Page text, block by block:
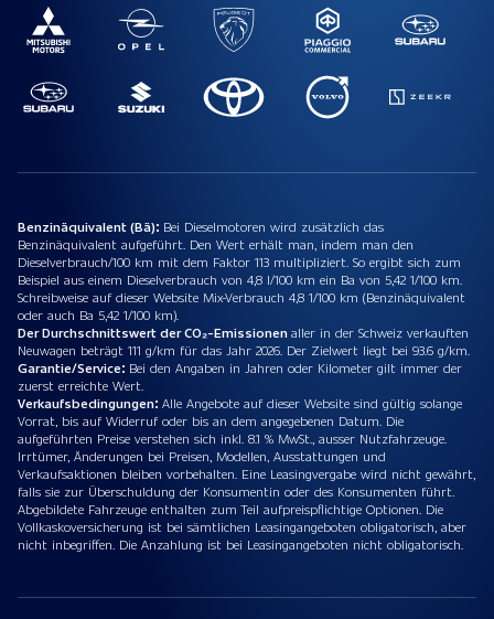
Benzinäquivalent (Bä): Bei Dieselmotoren wird zusätzlich das
Benzinäquivalent aufgeführt. Den Wert erhält man, indem man den
Dieselverbrauch/100 km mit dem Faktor 113 multipliziert. So ergibt sich zum
Beispiel aus einem Dieselverbrauch von 4,8 l/100 km ein Ba von 5,42 1/100 km.
Schreibweise auf dieser Website Mix-Verbrauch 4,8 1/100 km (Benzinäquivalent
oder auch Ba 5,42 1/100 km).
Der Durchschnittswert der CO₂-Emissionenaller in der Schweiz verkauften
Neuwagen beträgt 111 g/km für das Jahr 2026. Der Zielwert liegt bei 93.6 g/km.
Garantie/Service: Bei den Angaben in Jahren oder Kilometer gilt immer der
zuerst erreichte Wert.
Verkaufsbedingungen: Alle Angebote auf dieser Website sind gültig solange
Vorrat, bis auf Widerruf oder bis an dem angegebenen Datum. Die
aufgeführten Preise verstehen sich inkl. 8.1 % MwSt., ausser Nutzfahrzeuge.
Irrtümer, Änderungen bei Preisen, Modellen, Ausstattungen und
Verkaufsaktionen bleiben vorbehalten. Eine Leasingvergabe wird nicht gewährt,
falls sie zur Überschuldung der Konsumentin oder des Konsumenten führt.
Abgebildete Fahrzeuge enthalten zum Teil aufpreispflichtige Optionen. Die
Vollkaskoversicherung ist bei sämtlichen Leasingangeboten obligatorisch, aber
nicht inbegriffen. Die Anzahlung ist bei Leasingangeboten nicht obligatorisch.